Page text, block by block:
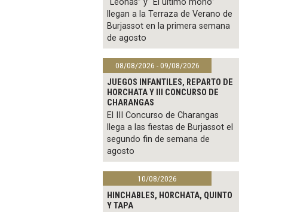
“Leonas” y “El último mono”
llegan a la Terraza de Verano de
Burjassot en la primera semana
de agosto
08/08/2026 - 09/08/2026
JUEGOS INFANTILES, REPARTO DE
HORCHATA Y III CONCURSO DE
CHARANGAS
El III Concurso de Charangas
llega a las fiestas de Burjassot el
segundo fin de semana de
agosto
10/08/2026
HINCHABLES, HORCHATA, QUINTO
Y TAPA